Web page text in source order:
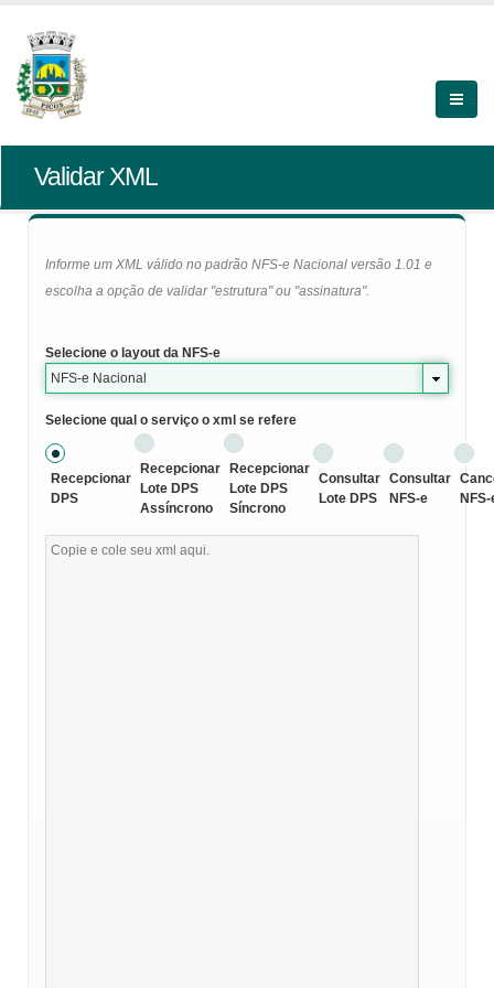
Validar XML
Informe um XML válido no padrão NFS-e Nacional versão 1.01 e
escolha a opção de validar "estrutura" ou "assinatura".
Selecione o layout da NFS-e
NFS-e Nacional
Selecione qual o serviço o xml se refere
Recepcionar
DPS
Recepcionar
Lote DPS
Assíncrono
Recepcionar
Lote DPS
Síncrono
Consultar
Lote DPS
Consultar
NFS-e
NFS-